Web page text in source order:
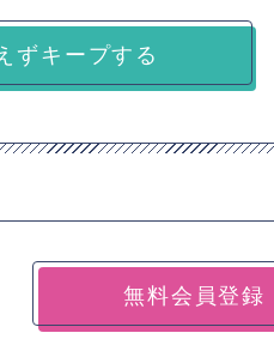
ずキープする
無料会員登録